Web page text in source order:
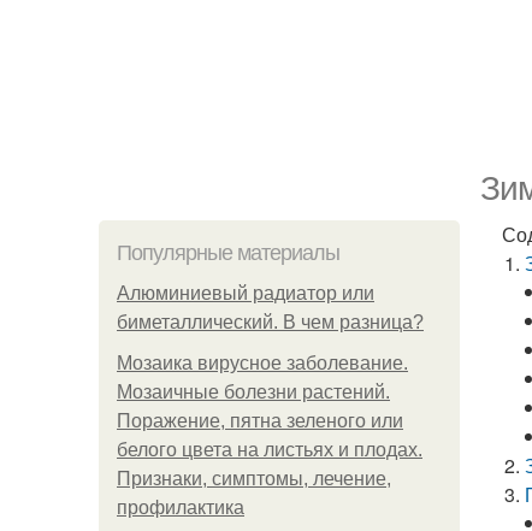
Популярные материалы
Алюминиевый радиатор или
биметаллический. В чем разница?
Мозаика вирусное заболевание.
Мозаичные болезни растений.
Поражение, пятна зеленого или
белого цвета на листьях и плодах.
Признаки, симптомы, лечение,
профилактика